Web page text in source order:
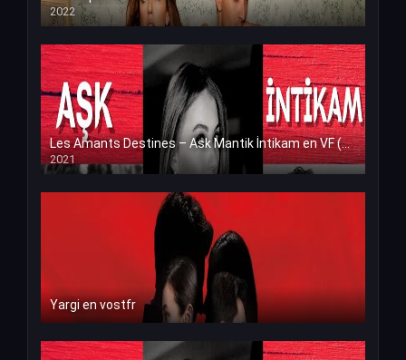
2022
Les Amants Destines – Ask Mantik İntikam en VF (Voix Francaise)
2021
Yargi en vostfr